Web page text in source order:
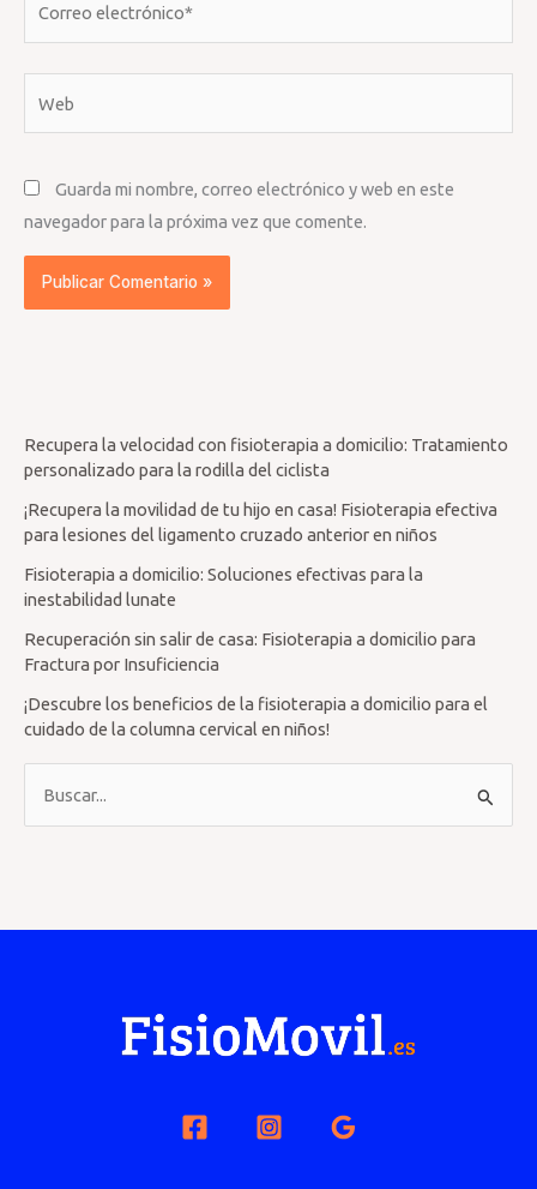
Guarda mi nombre, correo electrónico y web en este
navegador para la próxima vez que comente.
Recupera la velocidad con fisioterapia a domicilio: Tratamiento
personalizado para la rodilla del ciclista
¡Recupera la movilidad de tu hijo en casa! Fisioterapia efectiva
para lesiones del ligamento cruzado anterior en niños
Fisioterapia a domicilio: Soluciones efectivas para la
inestabilidad lunate
Recuperación sin salir de casa: Fisioterapia a domicilio para
Fractura por Insuficiencia
¡Descubre los beneficios de la fisioterapia a domicilio para el
cuidado de la columna cervical en niños!